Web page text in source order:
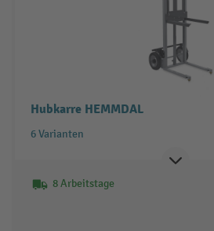
Hubkarre HEMMDAL
6 Varianten
8 Arbeitstage